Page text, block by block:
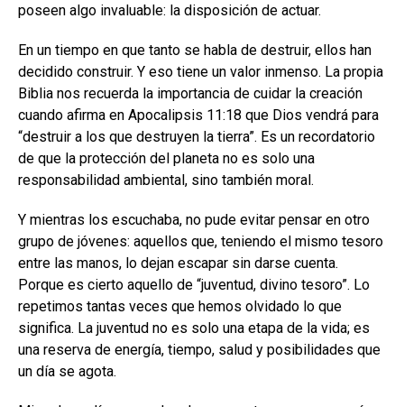
poseen algo invaluable: la disposición de actuar.
En un tiempo en que tanto se habla de destruir, ellos han
decidido construir. Y eso tiene un valor inmenso. La propia
Biblia nos recuerda la importancia de cuidar la creación
cuando afirma en Apocalipsis 11:18 que Dios vendrá para
“destruir a los que destruyen la tierra”. Es un recordatorio
de que la protección del planeta no es solo una
responsabilidad ambiental, sino también moral.
Y mientras los escuchaba, no pude evitar pensar en otro
grupo de jóvenes: aquellos que, teniendo el mismo tesoro
entre las manos, lo dejan escapar sin darse cuenta.
Porque es cierto aquello de “juventud, divino tesoro”. Lo
repetimos tantas veces que hemos olvidado lo que
significa. La juventud no es solo una etapa de la vida; es
una reserva de energía, tiempo, salud y posibilidades que
un día se agota.